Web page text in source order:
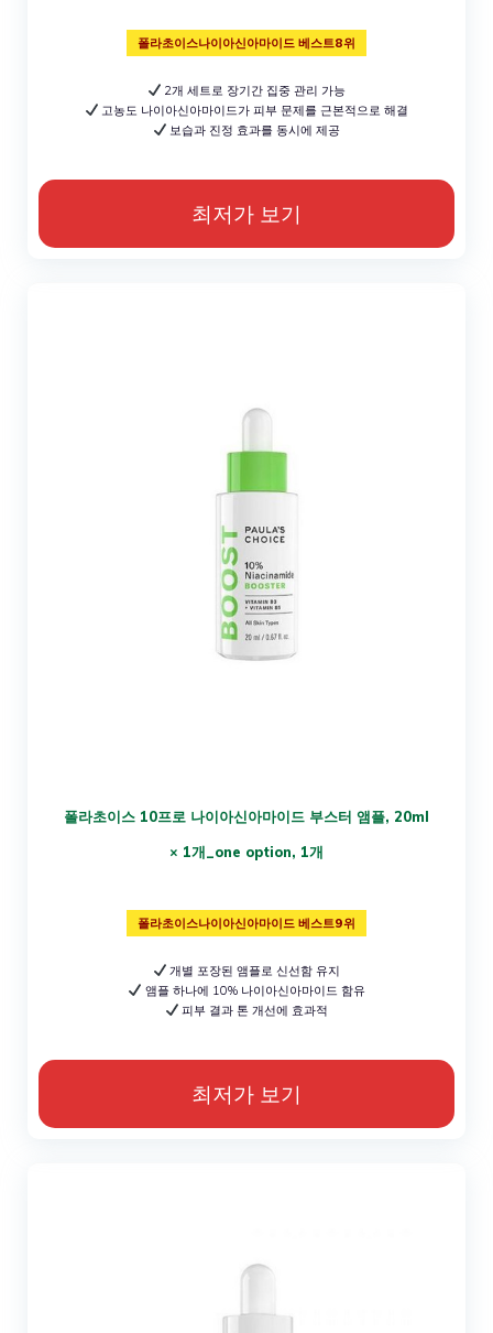
폴라초이스나이아신아마이드 베스트8위
2개 세트로 장기간 집중 관리 가능
고농도 나이아신아마이드가 피부 문제를 근본적으로 해결
보습과 진정 효과를 동시에 제공
최저가 보기
폴라초이스 10프로 나이아신아마이드 부스터 앰플, 20ml
× 1개_one option, 1개
폴라초이스나이아신아마이드 베스트9위
개별 포장된 앰플로 신선함 유지
앰플 하나에 10% 나이아신아마이드 함유
피부 결과 톤 개선에 효과적
최저가 보기